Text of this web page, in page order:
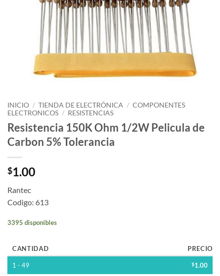
INICIO / TIENDA DE ELECTRÓNICA / COMPONENTES
ELECTRONICOS / RESISTENCIAS
Resistencia 150K Ohm 1/2W Pelicula de
Carbon 5% Tolerancia
$1.00
Rantec
Codigo: 613
3395 disponibles
CANTIDAD PRECIO
1 - 49 $1.00